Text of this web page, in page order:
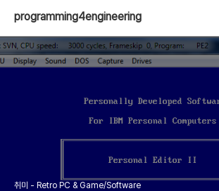
programming4engineering
취미 - Retro PC & Game/Software